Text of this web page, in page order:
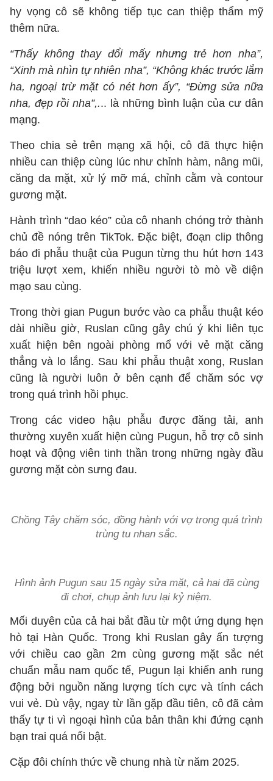
hy vọng cô sẽ không tiếp tục can thiệp thẩm mỹ
thêm nữa.
“Thấy không thay đổi mấy nhưng trẻ hơn nha”,
“Xinh mà nhìn tự nhiên nha”, “Không khác trước lắm
ha, ngoại trừ mặt có nét hơn ấy”, “Đừng sửa nữa
nha, đẹp rồi nha”,... là những bình luận của cư dân
mạng.
Theo chia sẻ trên mạng xã hội, cô đã thực hiện
nhiều can thiệp cùng lúc như chỉnh hàm, nâng mũi,
căng da mặt, xử lý mỡ má, chỉnh cằm và contour
gương mặt.
Hành trình “dao kéo” của cô nhanh chóng trở thành
chủ đề nóng trên TikTok. Đặc biệt, đoạn clip thông
báo đi phẫu thuật của Pugun từng thu hút hơn 143
triệu lượt xem, khiến nhiều người tò mò về diện
mạo sau cùng.
Trong thời gian Pugun bước vào ca phẫu thuật kéo
dài nhiều giờ, Ruslan cũng gây chú ý khi liên tục
xuất hiện bên ngoài phòng mổ với vẻ mặt căng
thẳng và lo lắng. Sau khi phẫu thuật xong, Ruslan
cũng là người luôn ở bên cạnh để chăm sóc vợ
trong quá trình hồi phục.
Trong các video hậu phẫu được đăng tải, anh
thường xuyên xuất hiện cùng Pugun, hỗ trợ cô sinh
hoạt và động viên tinh thần trong những ngày đầu
gương mặt còn sưng đau.
Chồng Tây chăm sóc, đồng hành với vợ trong quá trình
trùng tu nhan sắc.
Hình ảnh Pugun sau 15 ngày sửa mặt, cả hai đã cùng
đi chơi, chụp ảnh lưu lại kỷ niệm.
Mối duyên của cả hai bắt đầu từ một ứng dụng hẹn
hò tại Hàn Quốc. Trong khi Ruslan gây ấn tượng
với chiều cao gần 2m cùng gương mặt sắc nét
chuẩn mẫu nam quốc tế, Pugun lại khiến anh rung
động bởi nguồn năng lượng tích cực và tính cách
vui vẻ. Dù vậy, ngay từ lần gặp đầu tiên, cô đã cảm
thấy tự ti vì ngoại hình của bản thân khi đứng cạnh
bạn trai quá nổi bật.
Cặp đôi chính thức về chung nhà từ năm 2025.